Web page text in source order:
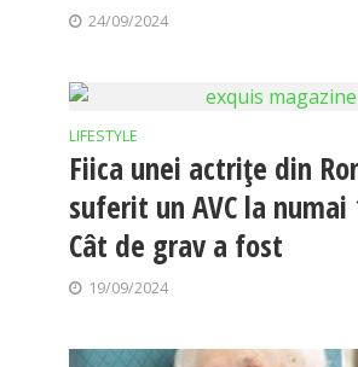
24/09/2024
LIFESTYLE
Fiica unei actrițe din
suferit un AVC la numai
Cât de grav a fost
19/09/2024